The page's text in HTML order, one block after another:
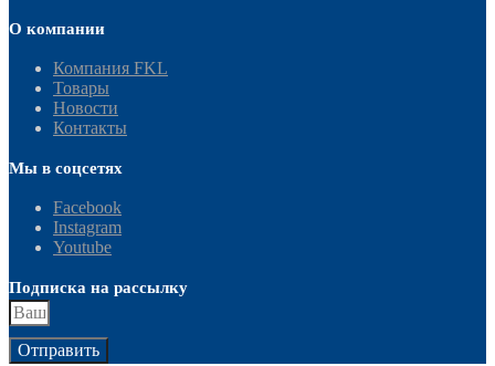
О компании
Компания FKL
Товары
Новости
Контакты
Мы в соцсетях
Facebook
Instagram
Youtube
Подписка на рассылку
Отправить